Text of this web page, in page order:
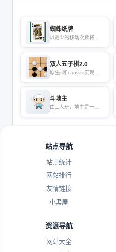
蜘蛛纸牌
以最少的移动次数将牌
双人五子棋2.0
原生js和canvas实现五
斗地主
由三人玩，地主是一
站点导航
站点统计
网站排行
友情链接
小黑屋
资源导航
网站大全